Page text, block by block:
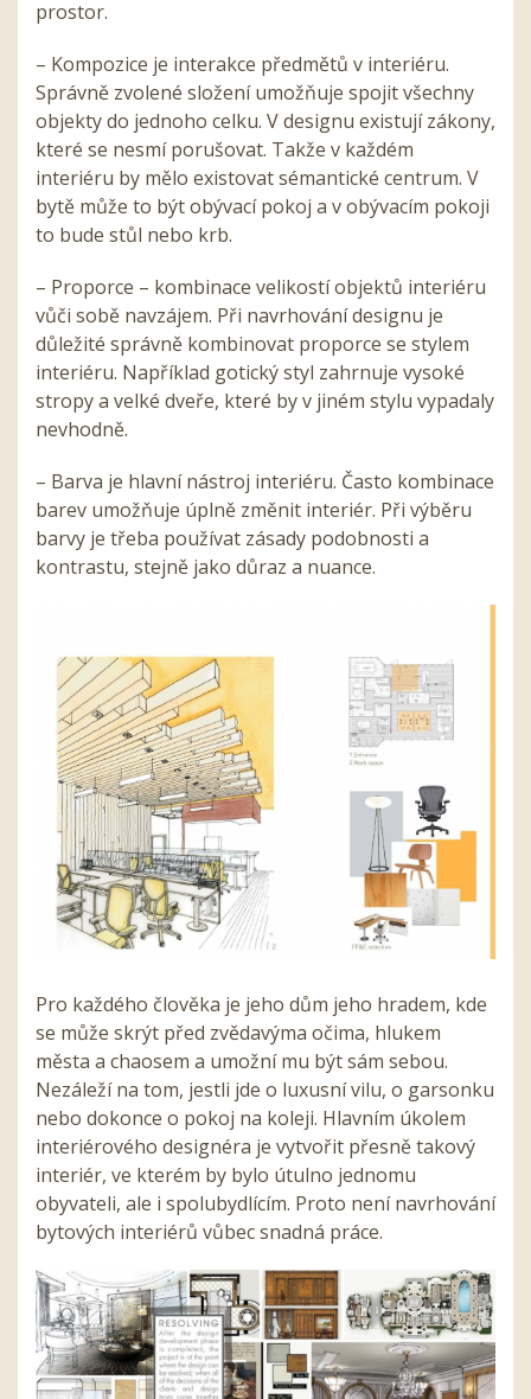
prostor.
– Kompozice je interakce předmětů v interiéru.
Správně zvolené složení umožňuje spojit všechny
objekty do jednoho celku. V designu existují zákony,
které se nesmí porušovat. Takže v každém
interiéru by mělo existovat sémantické centrum. V
bytě může to být obývací pokoj a v obývacím pokoji
to bude stůl nebo krb.
– Proporce – kombinace velikostí objektů interiéru
vůči sobě navzájem. Při navrhování designu je
důležité správně kombinovat proporce se stylem
interiéru. Například gotický styl zahrnuje vysoké
stropy a velké dveře, které by v jiném stylu vypadaly
nevhodně.
– Barva je hlavní nástroj interiéru. Často kombinace
barev umožňuje úplně změnit interiér. Při výběru
barvy je třeba používat zásady podobnosti a
kontrastu, stejně jako důraz a nuance.
Pro každého člověka je jeho dům jeho hradem, kde
se může skrýt před zvědavýma očima, hlukem
města a chaosem a umožní mu být sám sebou.
Nezáleží na tom, jestli jde o luxusní vilu, o garsonku
nebo dokonce o pokoj na koleji. Hlavním úkolem
interiérového designéra je vytvořit přesně takový
interiér, ve kterém by bylo útulno jednomu
obyvateli, ale i spolubydlícím. Proto není navrhování
bytových interiérů vůbec snadná práce.